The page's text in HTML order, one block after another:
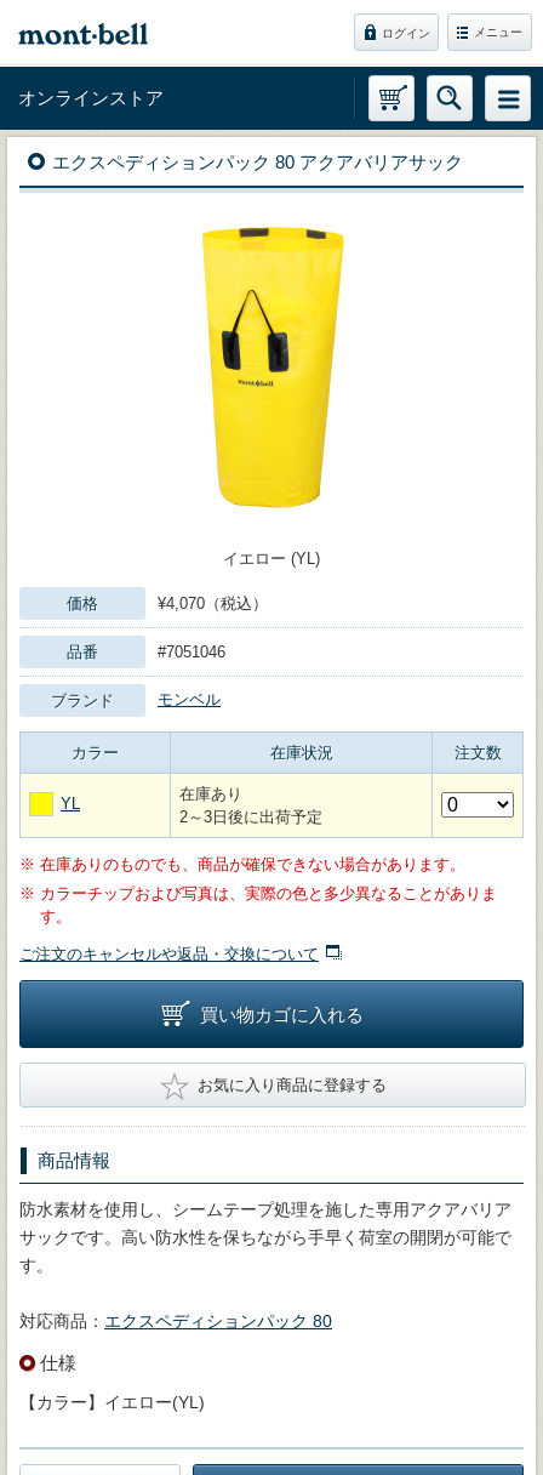
ログイン メニュー
オンラインストア
エクスペディションパック 80 アクアバリアサック
イエロー (YL)
価格 ¥4,070（税込）
品番 #7051046
ブランド モンベル
カラー 在庫状況 注文数
YL
在庫あり
2～3日後に出荷予定
※ 在庫ありのものでも、商品が確保できない場合があります。
※ カラーチップおよび写真は、実際の色と多少異なることがありま
す。
ご注文のキャンセルや返品・交換について
買い物カゴに入れる
★ お気に入り商品に登録する
商品情報
防水素材を使用し、シームテープ処理を施した専用アクアバリア
サックです。高い防水性を保ちながら手早く荷室の開閉が可能で
す。
対応商品： エクスペディションパック 80
仕様
【カラー】イエロー(YL)